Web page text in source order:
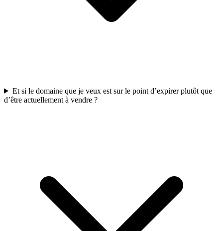
Et si le domaine que je veux est sur le point d’expirer plutôt que
d’être actuellement à vendre ?